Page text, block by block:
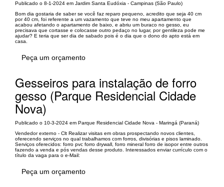
Publicado o 8-1-2024 em Jardim Santa Eudóxia - Campinas (São Paulo)
Bom dia gostaria de saber se você faz reparo pequeno, acredito que seja 40 cm
por 40 cm, foi referente a um vazamento que teve no meu apartamento que
acabou afetando o apartamento de baixo, e abriu um buraco no gesso, eu
precisava que cortasse e colocasse outro pedaço no lugar, por gentileza pode me
ajudar? E teria que ser dia de sabado pois é o dia que o dono do apto está em
casa.
Peça um orçamento
Gesseiros para instalação de forro
gesso (Parque Residencial Cidade
Nova)
Publicado o 10-3-2024 em Parque Residencial Cidade Nova - Maringá (Paraná)
Vendedor externo - Clt Realizar visitas em obras prospectando novos clientes,
oferecendo serviços no qual trabalhamos com forros, divisórias e pisos laminado.
Serviços oferecidos: forro pvc forro drywall, forro mineral forro de isopor entre outros
fazendo a venda e pós vendas desse produto. Interessados enviar currículo com o
título da vaga para o e-Mail:
Peça um orçamento